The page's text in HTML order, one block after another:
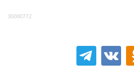
30000772